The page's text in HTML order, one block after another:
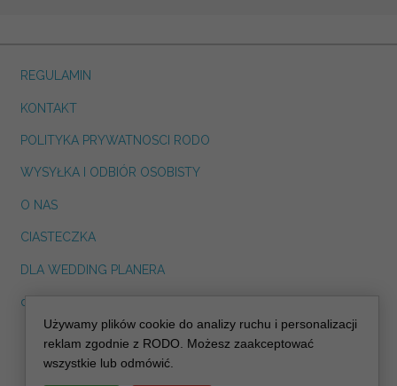
REGULAMIN
KONTAKT
POLITYKA PRYWATNOSCI RODO
WYSYŁKA I ODBIÓR OSOBISTY
O NAS
CIASTECZKA
DLA WEDDING PLANERA
dreskot.com
info@decoris.pl
Używamy plików cookie do analizy ruchu i personalizacji
reklam zgodnie z RODO. Możesz zaakceptować
wszystkie lub odmówić.